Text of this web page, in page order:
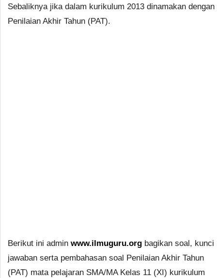
Sebaliknya jika dalam kurikulum 2013 dinamakan dengan
Penilaian Akhir Tahun (PAT).
Berikut ini admin www.ilmuguru.org bagikan soal, kunci
jawaban serta pembahasan soal Penilaian Akhir Tahun
(PAT) mata pelajaran SMA/MA Kelas 11 (XI) kurikulum